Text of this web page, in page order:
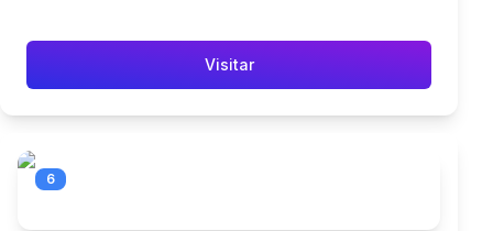
Visitar
6